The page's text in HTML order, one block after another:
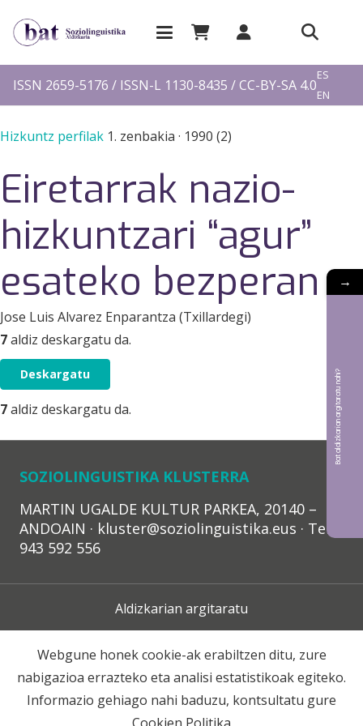
ISSN 2659-5176 / ISSN-L 1130-8435 / CC-BY-SA 4.0
ES
EN
Hizkuntz perfilak 1. zenbakia · 1990 (2)
Eiretarrak nazio-
hizkuntzari “agur”
esateko bezperan
Jose Luis Alvarez Enparantza (Txillardegi)
7aldiz deskargatu da.
Deskargatu
7aldiz deskargatu da.
SOZIOLINGUISTIKA KLUSTERRA
MARTIN UGALDE KULTUR PARKEA, 20140 –
ANDOAIN · kluster@soziolinguistika.eus · Tel.:
943 592 556
Aldizkarian argitaratu
Lege Oharra
Harpidetza
Webgune honek cookie-ak erabiltzen ditu, zure
nabigazioa errazteko eta analisi estatistikoak egiteko.
Informazio gehiago nahi baduzu, kontsultatu gure
→
Bat aldizkarian argitaratu nahi?